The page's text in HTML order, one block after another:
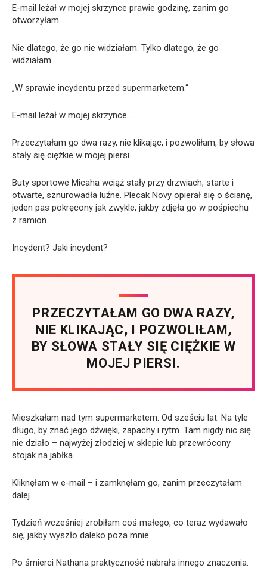
E-mail leżał w mojej skrzynce prawie godzinę, zanim go
otworzyłam.
Nie dlatego, że go nie widziałam. Tylko dlatego, że go
widziałam.
„W sprawie incydentu przed supermarketem.“
E-mail leżał w mojej skrzynce…
Przeczytałam go dwa razy, nie klikając, i pozwoliłam, by słowa
stały się ciężkie w mojej piersi.
Buty sportowe Micaha wciąż stały przy drzwiach, starte i
otwarte, sznurowadła luźne. Plecak Novy opierał się o ścianę,
jeden pas pokręcony jak zwykle, jakby zdjęła go w pośpiechu
z ramion.
Incydent? Jaki incydent?
PRZECZYTAŁAM GO DWA RAZY,
NIE KLIKAJĄC, I POZWOLIŁAM,
BY SŁOWA STAŁY SIĘ CIĘŻKIE W
MOJEJ PIERSI.
Mieszkałam nad tym supermarketem. Od sześciu lat. Na tyle
długo, by znać jego dźwięki, zapachy i rytm. Tam nigdy nic się
nie działo – najwyżej złodziej w sklepie lub przewrócony
stojak na jabłka.
Kliknęłam w e-mail – i zamknęłam go, zanim przeczytałam
dalej.
Tydzień wcześniej zrobiłam coś małego, co teraz wydawało
się, jakby wyszło daleko poza mnie.
Po śmierci Nathana praktyczność nabrała innego znaczenia.